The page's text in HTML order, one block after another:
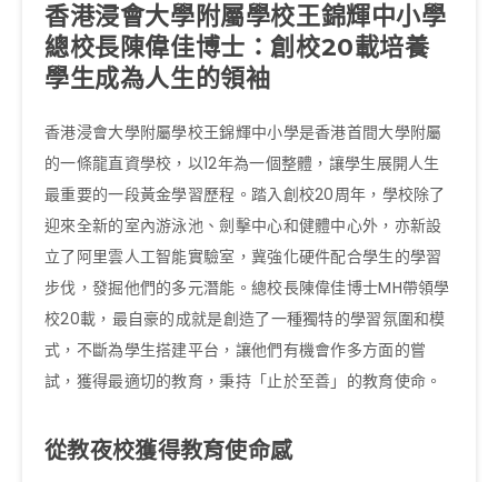
香港浸會大學附屬學校王錦輝中小學
總校長陳偉佳博士：創校20載培養
學生成為人生的領袖
香港浸會大學附屬學校王錦輝中小學是香港首間大學附屬
的一條龍直資學校，以12年為一個整體，讓學生展開人生
最重要的一段黃金學習歷程。踏入創校20周年，學校除了
迎來全新的室內游泳池、劍擊中心和健體中心外，亦新設
立了阿里雲人工智能實驗室，冀強化硬件配合學生的學習
步伐，發掘他們的多元潛能。總校長陳偉佳博士MH帶領學
校20載，最自豪的成就是創造了一種獨特的學習氛圍和模
式，不斷為學生搭建平台，讓他們有機會作多方面的嘗
試，獲得最適切的教育，秉持「止於至善」的教育使命。
從教夜校獲得教育使命感